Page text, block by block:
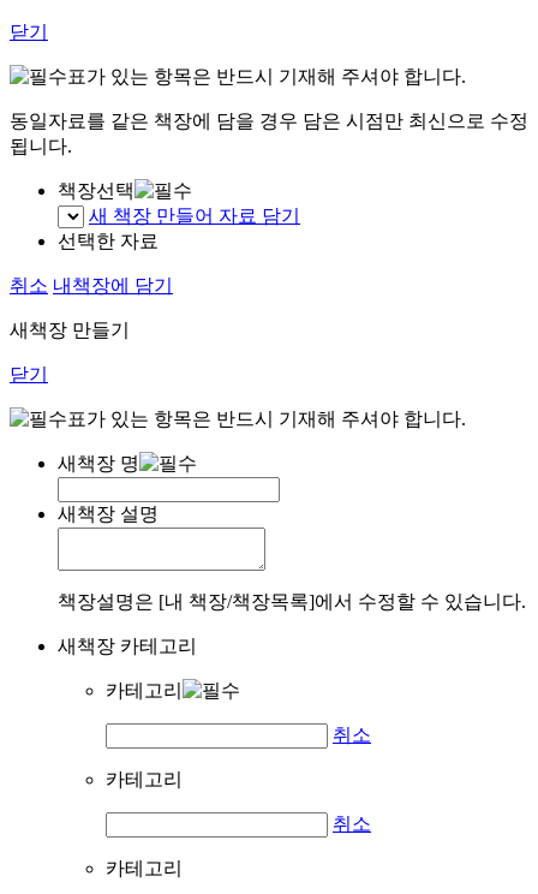
닫기
표가 있는 항목은 반드시 기재해 주셔야 합니다.
동일자료를 같은 책장에 담을 경우 담은 시점만 최신으로 수정
됩니다.
책장선택
새 책장 만들어 자료 담기
선택한 자료
취소 내책장에 담기
새책장 만들기
닫기
표가 있는 항목은 반드시 기재해 주셔야 합니다.
새책장 명
새책장 설명
책장설명은 [내 책장/책장목록]에서 수정할 수 있습니다.
새책장 카테고리
카테고리
취소
카테고리
취소
카테고리